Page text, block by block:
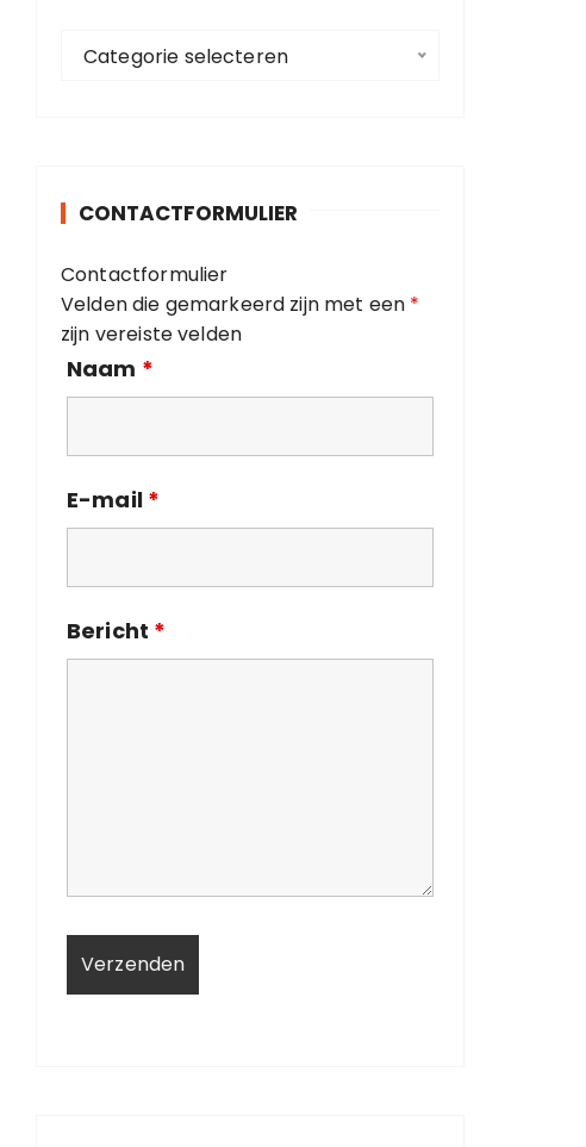
r
e
ë
n
Categorie selecteren
CONTACTFORMULIER
Contactformulier
Velden die gemarkeerd zijn met een *
zijn vereiste velden
Naam *
E-mail *
Bericht *